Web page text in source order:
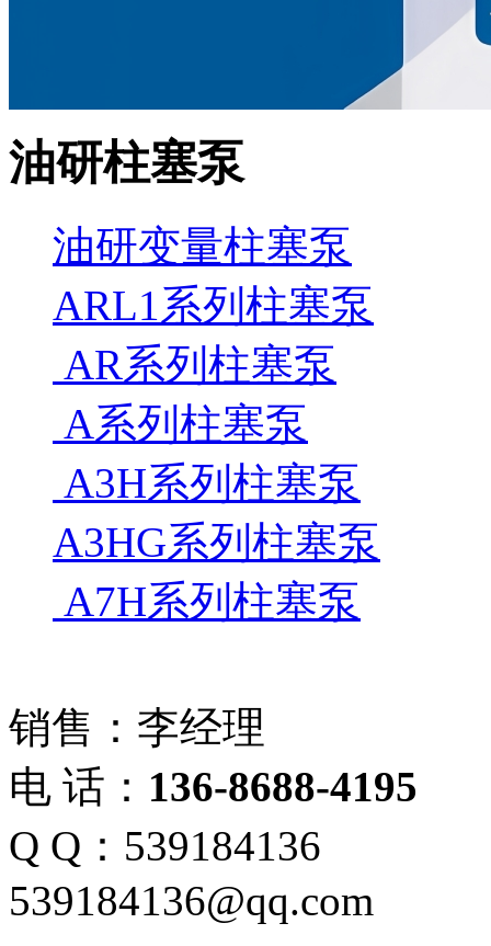
油研柱塞泵
油研变量柱塞泵
ARL1系列柱塞泵
AR系列柱塞泵
A系列柱塞泵
A3H系列柱塞泵
A3HG系列柱塞泵
A7H系列柱塞泵
销售：李经理
电 话： 136-8688-4195
Q Q：539184136
539184136@qq.com